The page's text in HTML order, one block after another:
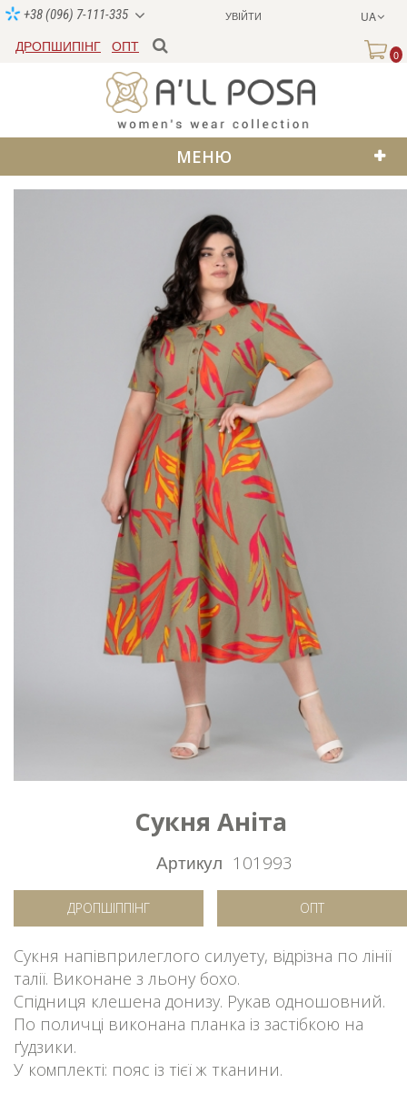
УВІЙТИ UA
+38 (096) 7-111-335
ДРОПШИПІНГ ОПТ
0
МЕНЮ
Сукня Аніта
Артикул 101993
ДРОПШІППІНГ ОПТ
Сукня напівприлеглого силуету, відрізна по лінії
талії. Виконане з льону бохо.
Спідниця клешена донизу. Рукав одношовний.
По поличці виконана планка із застібкою на
ґудзики.
У комплекті: пояс із тієї ж тканини.